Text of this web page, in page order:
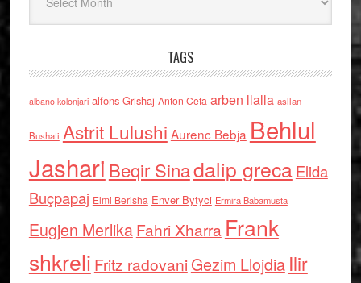
TAGS
albano kolonjari alfons Grishaj Anton Cefa arben llalla asllan
Bushati Astrit Lulushi Aurenc Bebja Behlul
Jashari Beqir Sinadalip grecaElida
Buçpapaj Elmi Berisha Enver Bytyci Ermira Babamusta
Eugjen MerlikaFahri Xharra Frank
shkreli Fritz radovaniGezim Llojdia Ilir